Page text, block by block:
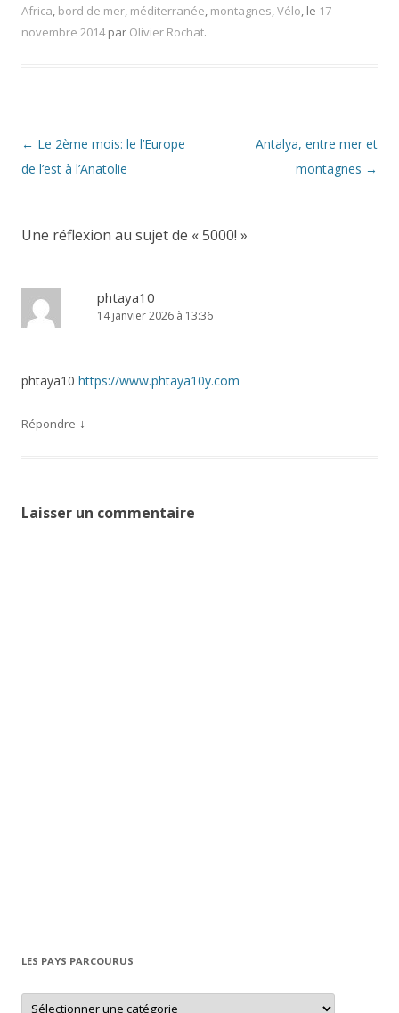
Africa, bord de mer, méditerranée, montagnes,Vélo, le 17
novembre 2014 par Olivier Rochat.
Navigation
des
← Le 2ème mois: le l’Europe
de l’est à l’Anatolie
Antalya, entre mer et
montagnes →
Une réflexion au sujet de «5000! »
phtaya10
14 janvier 2026 à 13:36
phtaya10 https://www.phtaya10y.com
Répondre ↓
Laisser un commentaire
LES PAYS PARCOURUS
L